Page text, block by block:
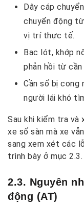
Dây cáp
chuyển động
vị trí thực tế.
Bạc lót, khớp
phản hồi từ
Cần số bị cong
người lái khó
Sau khi kiểm tra và
xe số sàn mà xe
sang xem xét các
trình bày ở mục 2.3.
2.3. Nguyên
động (AT)